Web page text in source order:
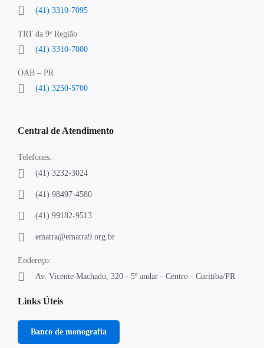
(41) 3310-7095
TRT da 9ª Região
(41) 3310-7000
OAB – PR
(41) 3250-5700
Central de Atendimento
Telefones:
(41) 3232-3024
(41) 98497-4580
(41) 99182-9513
ematra@ematra9.org.br
Endereço:
Av. Vicente Machado, 320 - 5º andar - Centro - Curitiba/PR
Links Úteis
Banco de monografia